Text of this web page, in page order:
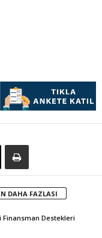
DAHA FAZLASI
Finansman Destekleri